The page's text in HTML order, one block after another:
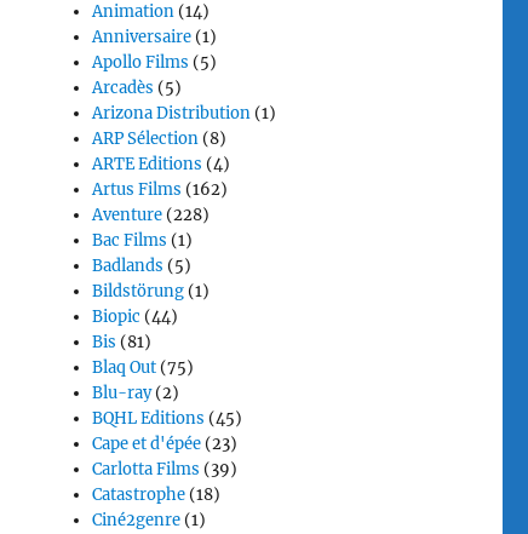
Animation (14)
Anniversaire (1)
Apollo Films (5)
Arcadès (5)
Arizona Distribution (1)
ARP Sélection (8)
ARTE Editions (4)
Artus Films (162)
Aventure (228)
Bac Films (1)
Badlands (5)
Bildstörung (1)
Biopic (44)
Bis (81)
Blaq Out (75)
Blu-ray(2)
BQHL Editions (45)
Cape et d'épée (23)
Carlotta Films (39)
Catastrophe (18)
Ciné2genre (1)